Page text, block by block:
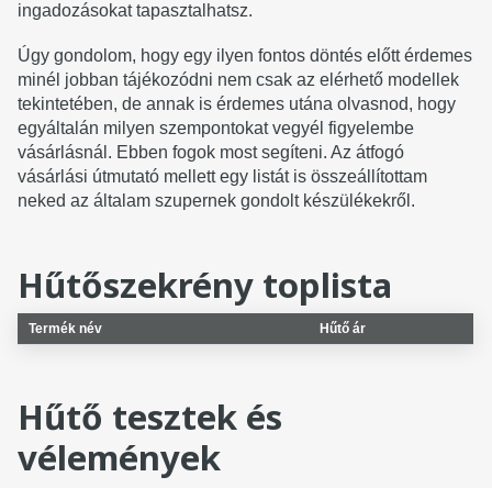
ingadozásokat tapasztalhatsz.
Úgy gondolom, hogy egy ilyen fontos döntés előtt érdemes
minél jobban tájékozódni nem csak az elérhető modellek
tekintetében, de annak is érdemes utána olvasnod, hogy
egyáltalán milyen szempontokat vegyél figyelembe
vásárlásnál. Ebben fogok most segíteni. Az átfogó
vásárlási útmutató mellett egy listát is összeállítottam
neked az általam szupernek gondolt készülékekről.
Hűtőszekrény toplista
Termék név Hűtő ár
Hűtő tesztek és
vélemények